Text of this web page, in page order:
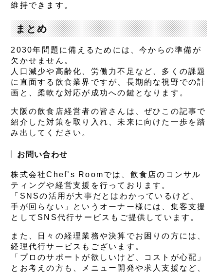
維持できます。
まとめ
2030年問題に備えるためには、今からの準備が
欠かせません。
人口減少や高齢化、労働力不足など、多くの課題
に直面する飲食業界ですが、長期的な視野での計
画と、柔軟な対応が成功への鍵となります。
大阪の飲食店経営者の皆さんは、ぜひこの記事で
紹介した対策を取り入れ、未来に向けた一歩を踏
み出してください。
お問い合わせ
株式会社Chef’s Roomでは、飲食店のコンサル
ティングや経営支援を行っております。
「SNSの活用が大事だとはわかっているけど、
手が回らない」というオーナー様には、集客支援
としてSNS代行サービスもご提供しています。
また、日々の経理業務や決算でお困りの方には、
経理代行サービスもございます。
「プロのサポートが欲しいけど、コストが心配」
とお考えの方も、メニュー開発や求人支援など、